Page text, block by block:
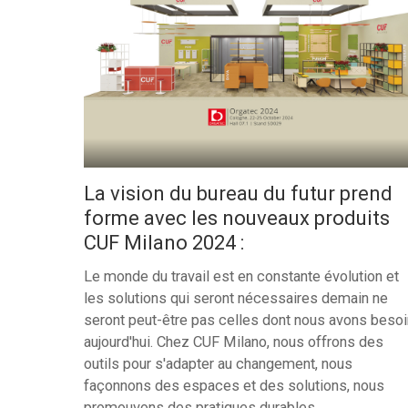
La vision du bureau du futur prend
forme avec les nouveaux produits
CUF Milano 2024 :
Le monde du travail est en constante évolution et
les solutions qui seront nécessaires demain ne
seront peut-être pas celles dont nous avons
aujourd'hui. Chez CUF Milano, nous offrons des
outils pour s'adapter au changement, nous
façonnons des espaces et des solutions, nous